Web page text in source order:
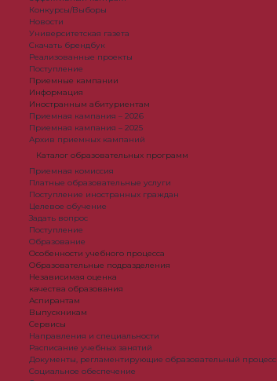
Конкурсы/Выборы
Новости
Университетская газета
Скачать брендбук
Реализованные проекты
Поступление
Приемные кампании
Информация
Иностранным абитуриентам
Приемная кампания – 2026
Приемная кампания – 2025
Архив приемных кампаний
Каталог образовательных программ
Приемная комиссия
Платные образовательные услуги
Поступление иностранных граждан
Целевое обучение
Задать вопрос
Поступление
Образование
Особенности учебного процесса
Образовательные подразделения
Независимая оценка
качества образования
Аспирантам
Выпускникам
Сервисы
Направления и специальности
Расписание учебных занятий
Документы, регламентирующие образовательный процесс
Социальное обеспечение